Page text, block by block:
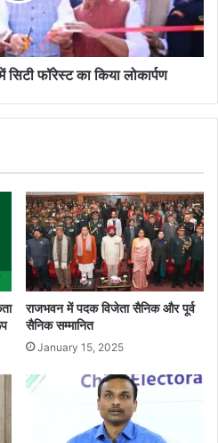
सिटी फॉरेस्ट का किया लोकार्पण
राजभवन में पदक विजेता सैनिक और पूर्व
सैनिक सम्मानित
January 15, 2025